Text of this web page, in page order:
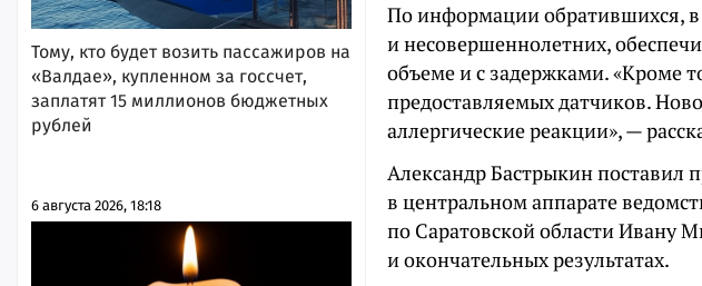
Тому, кто будет возить пассажиров на
«Валдае», купленном за госсчет,
заплатят 15 миллионов бюджетных
рублей
6 августа 2026, 18:18
По информации обратившихся,
и несовершеннолетних,
объеме и с задержками. «Кроме
предоставляемых датчиков.
аллергические реакции», —
Александр Бастрыкин поставил
в центральном аппарате
по Саратовской области Ивану
и окончательных результатах.